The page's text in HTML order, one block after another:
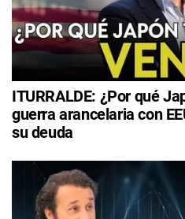
ITURRALDE: ¿Por qué
guerra arancelaria con
su deuda